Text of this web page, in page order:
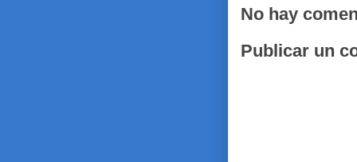
No hay
Publicar un